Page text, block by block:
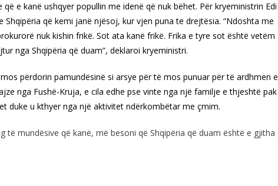
e kanë ushqyer popullin me idenë që nuk bëhet. Për kryeministrin Edi
që kemi janë njësoj, kur vjen puna te drejtësia. “Ndoshta me
nuk kishin frikë. Sot ata kanë frikë. Frika e tyre sot është vetëm
nga Shqipëria që duam”, deklaroi kryeministri.
përdorin pamundësinë si arsye për të mos punuar për të ardhmen e
nga Fushë-Kruja, e cila edhe pse vinte nga një familje e thjeshtë pak
duke u kthyer nga një aktivitet ndërkombëtar me çmim.
mundësive që kanë, më besoni që Shqipëria që duam është e gjitha